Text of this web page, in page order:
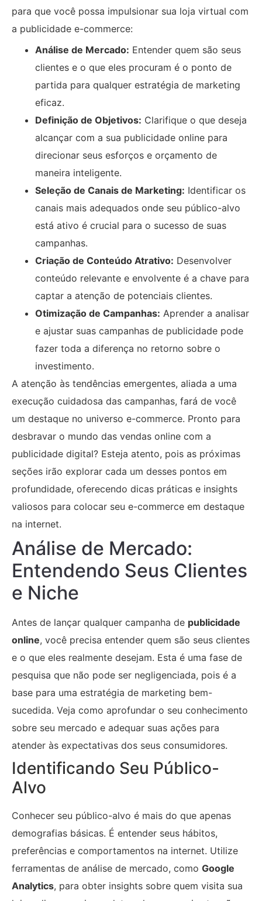
para que você possa impulsionar sua loja virtual com
a publicidade e-commerce:
Análise de Mercado: Entender quem são seus
clientes e o que eles procuram é o ponto de
partida para qualquer estratégia de marketing
eficaz.
Definição de Objetivos: Clarifique o que deseja
alcançar com a sua publicidade online para
direcionar seus esforços e orçamento de
maneira inteligente.
Seleção de Canais de Marketing: Identificar os
canais mais adequados onde seu público-alvo
está ativo é crucial para o sucesso de suas
campanhas.
Criação de Conteúdo Atrativo: Desenvolver
conteúdo relevante e envolvente é a chave para
captar a atenção de potenciais clientes.
Otimização de Campanhas: Aprender a analisar
e ajustar suas campanhas de publicidade pode
fazer toda a diferença no retorno sobre o
investimento.
A atenção às tendências emergentes, aliada a uma
execução cuidadosa das campanhas, fará de você
um destaque no universo e-commerce. Pronto para
desbravar o mundo das vendas online com a
publicidade digital? Esteja atento, pois as próximas
seções irão explorar cada um desses pontos em
profundidade, oferecendo dicas práticas e insights
valiosos para colocar seu e-commerce em destaque
na internet.
Análise de Mercado:
Entendendo Seus Clientes
e Niche
Antes de lançar qualquer campanha de publicidade
online, você precisa entender quem são seus clientes
e o que eles realmente desejam. Esta é uma fase de
pesquisa que não pode ser negligenciada, pois é a
base para uma estratégia de marketing bem-
sucedida. Veja como aprofundar o seu conhecimento
sobre seu mercado e adequar suas ações para
atender às expectativas dos seus consumidores.
Identificando Seu Público-
Alvo
Conhecer seu público-alvo é mais do que apenas
demografias básicas. É entender seus hábitos,
preferências e comportamentos na internet. Utilize
ferramentas de análise de mercado, como Google
Analytics, para obter insights sobre quem visita sua